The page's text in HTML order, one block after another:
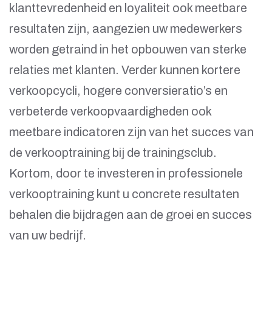
klanttevredenheid en loyaliteit ook meetbare
resultaten zijn, aangezien uw medewerkers
worden getraind in het opbouwen van sterke
relaties met klanten. Verder kunnen kortere
verkoopcycli, hogere conversieratio’s en
verbeterde verkoopvaardigheden ook
meetbare indicatoren zijn van het succes van
de verkooptraining bij de trainingsclub.
Kortom, door te investeren in professionele
verkooptraining kunt u concrete resultaten
behalen die bijdragen aan de groei en succes
van uw bedrijf.